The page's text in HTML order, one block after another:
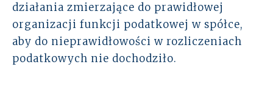
działania zmierzające do prawidłowej
organizacji funkcji podatkowej w spółce,
aby do nieprawidłowości w rozliczeniach
podatkowych nie dochodziło.